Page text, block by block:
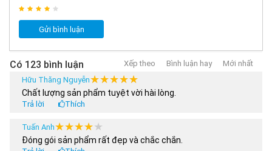
Gửi bình luận
Có 123 bình luận Xếp theo Bình luận hay
Mới nhất
Hữu Thăng Nguyễn★★★★★
★★★★★
Chất lượng sản phẩm tuyệt vời hài lòng.
Trả lời Thích
Tuấn Anh★★★★★
★★★★★
Đóng gói sản phẩm rất đẹp và chắc chắn.